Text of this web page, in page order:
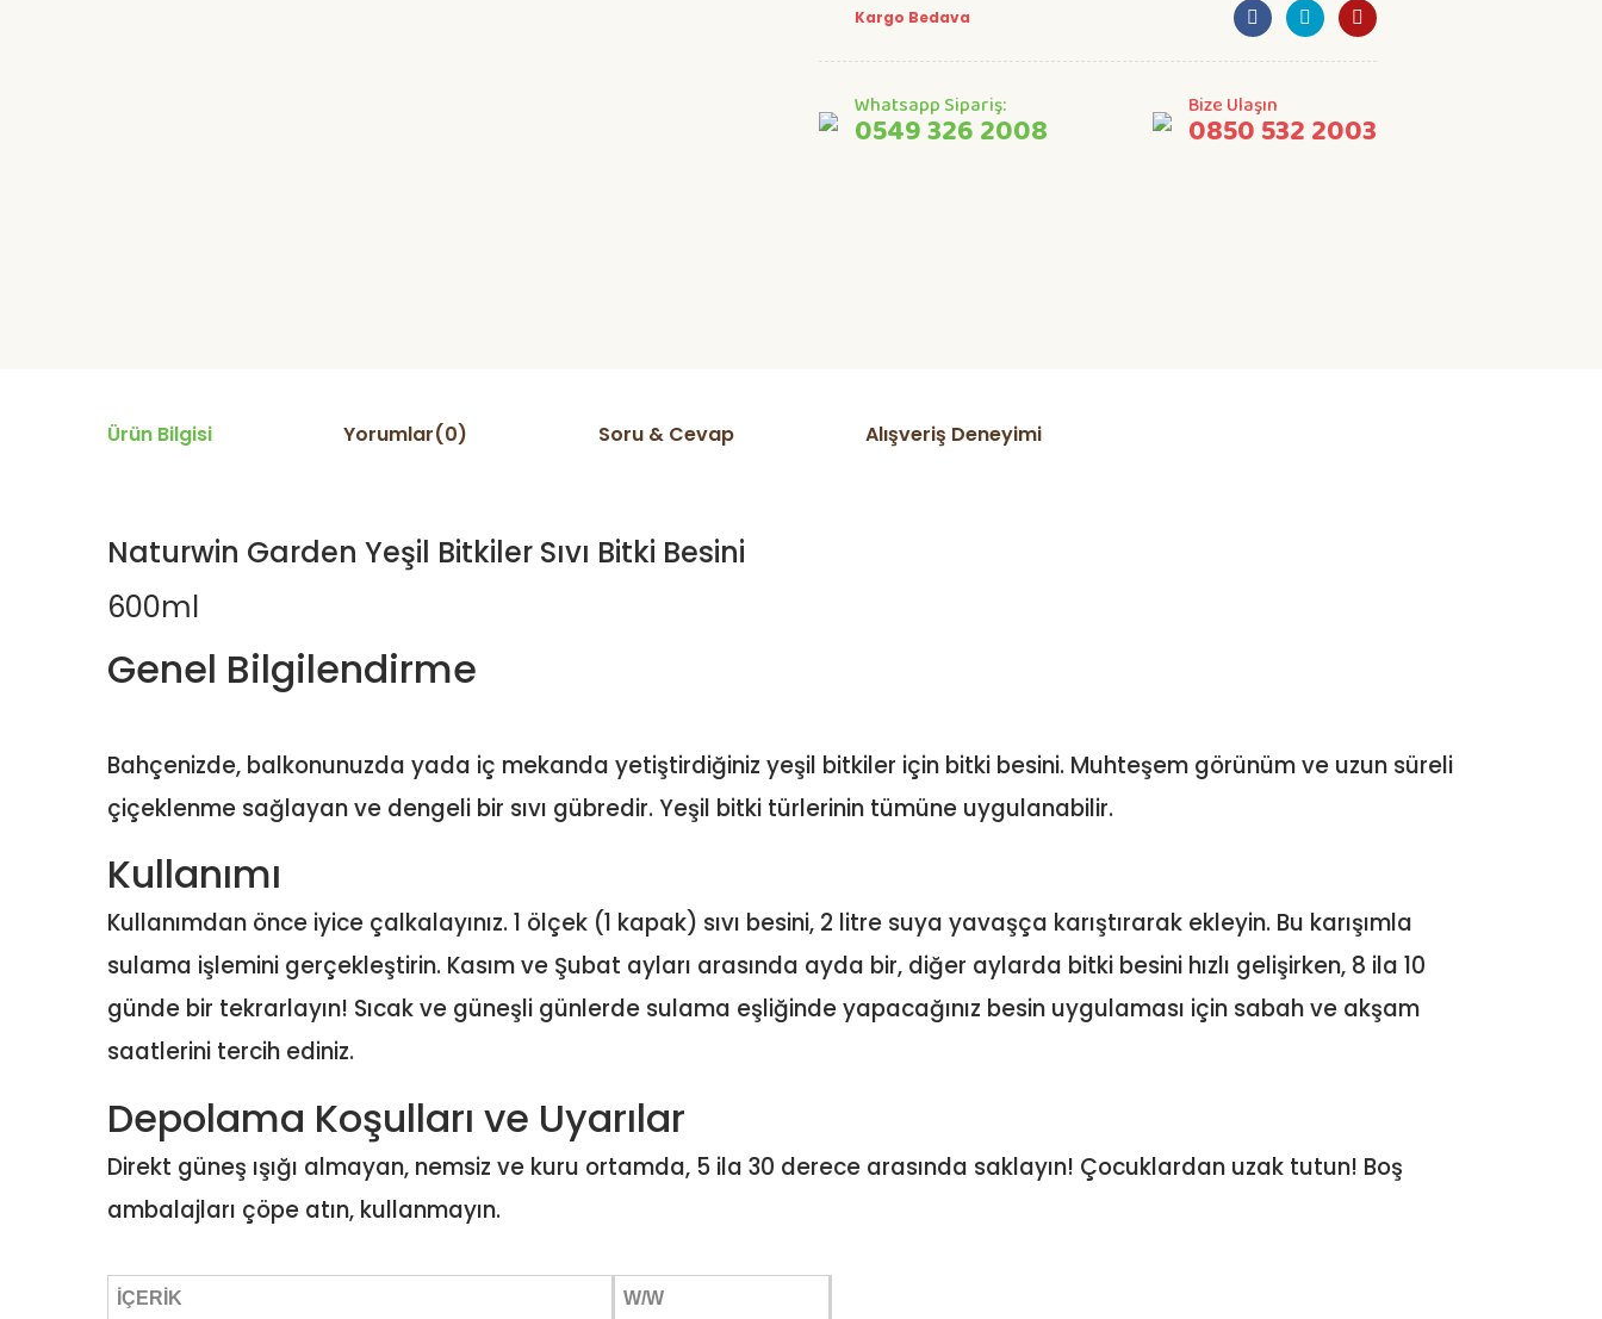
Kargo Bedava
Whatsapp Sipariş:
0549 326 2008
Bize Ulaşın
0850 532 2003
Ürün Bilgisi Yorumlar(0) Soru & Cevap Alışveriş Deneyimi
Naturwin Garden Yeşil Bitkiler Sıvı Bitki Besini
600ml
Genel Bilgilendirme
Bahçenizde, balkonunuzda yada iç mekanda yetiştirdiğiniz yeşil bitkiler için bitki besini. Muhteşem görünüm ve uzun süreli
çiçeklenme sağlayan ve dengeli bir sıvı gübredir. Yeşil bitki türlerinin tümüne uygulanabilir.
Kullanımı
Kullanımdan önce iyice çalkalayınız. 1 ölçek (1 kapak) sıvı besini, 2 litre suya yavaşça karıştırarak ekleyin. Bu karışımla
sulama işlemini gerçekleştirin. Kasım ve Şubat ayları arasında ayda bir, diğer aylarda bitki besini hızlı gelişirken, 8 ila 10
günde bir tekrarlayın! Sıcak ve güneşli günlerde sulama eşliğinde yapacağınız besin uygulaması için sabah ve akşam
saatlerini tercih ediniz.
Depolama Koşulları ve Uyarılar
Direkt güneş ışığı almayan, nemsiz ve kuru ortamda, 5 ila 30 derece arasında saklayın! Çocuklardan uzak tutun! Boş
ambalajları çöpe atın, kullanmayın.
İÇERİK W/W